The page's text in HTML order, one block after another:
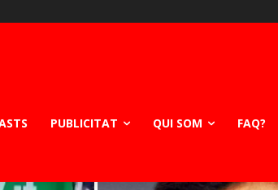
PUBLICITAT QUI SOM FAQ?